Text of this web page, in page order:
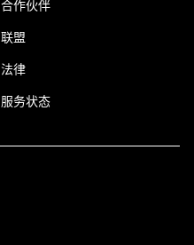
合作伙伴
联盟
法律
服务状态